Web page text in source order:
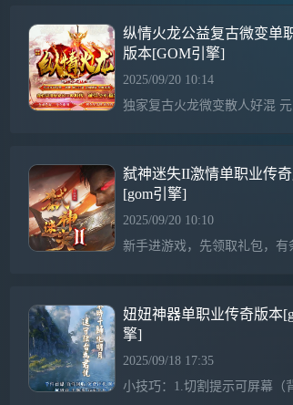
纵情火龙公益复古微变单
版本[GOM引擎]
2025/09/20 10:14
弑神迷失II激情单职业传
[gom引擎]
2025/09/20 10:10
妞妞神器单职业传奇版本
擎]
2025/09/18 17:35